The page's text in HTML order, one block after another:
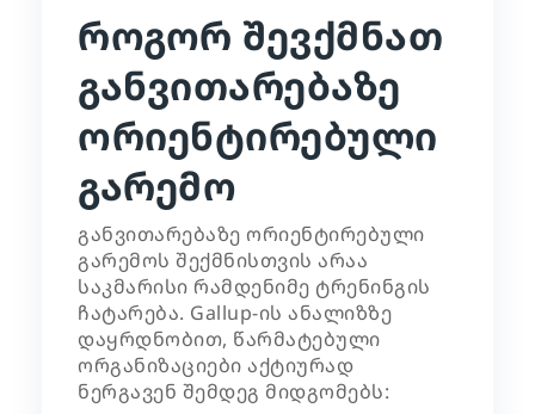
როგორ შევქმნათ
განვითარებაზე
ორიენტირებული
გარემო
განვითარებაზე ორიენტირებული
გარემოს შექმნისთვის არაა
საკმარისი რამდენიმე ტრენინგის
ჩატარება. Gallup-ის ანალიზზე
დაყრდნობით, წარმატებული
ორგანიზაციები აქტიურად
ნერგავენ შემდეგ მიდგომებს: